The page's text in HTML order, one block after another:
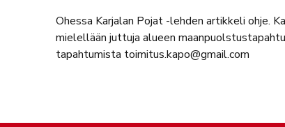
Ohessa Karjalan Pojat -lehden artikkeli ohje.
mielellään juttuja alueen
tapahtumista toimitus.kapo@gmail.com